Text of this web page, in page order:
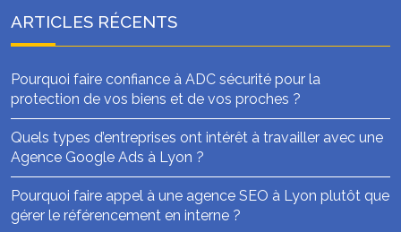
ARTICLES RÉCENTS
Pourquoi faire confiance à ADC sécurité pour la
protection de vos biens et de vos proches ?
Quels types d’entreprises ont intérêt à travailler avec une
Agence Google Ads à Lyon ?
Pourquoi faire appel à une agence SEO à Lyon plutôt que
gérer le référencement en interne ?